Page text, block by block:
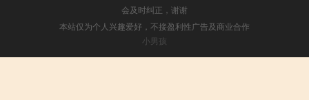
会及时纠正，谢谢
本站仅为个人兴趣爱好，不接盈利性广告及商业合作
小男孩